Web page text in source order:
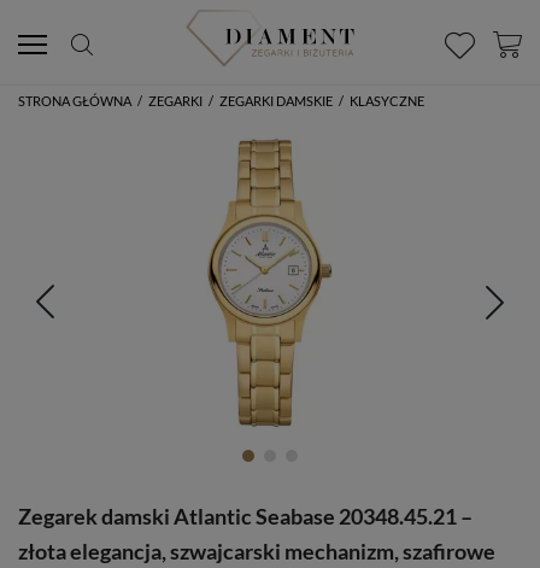
STRONA GŁÓWNA / ZEGARKI / ZEGARKI DAMSKIE / KLASYCZNE
Zegarek damski Atlantic Seabase 20348.45.21 –
złota elegancja, szwajcarski mechanizm, szafirowe